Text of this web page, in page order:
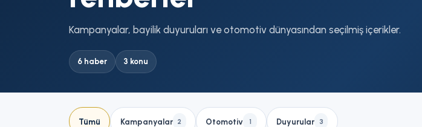
Kampanyalar, bayilik duyuruları ve otomotiv dünyasından seçilmiş içerikler.
6 haber 3 konu
Tümü Kampanyalar 2 Otomotiv 1 Duyurular 3